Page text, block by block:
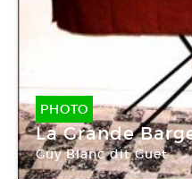
PHOTO
La Grande
Guy Blanc dit Guët